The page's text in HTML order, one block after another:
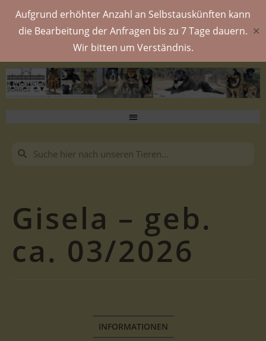
Aufgrund erhöhter Anzahl an Selbstauskünften kann
die Bearbeitung der Anfragen bis zu 7 Tage dauern.
Wir bitten um Verständnis.
✕
Gisela – geb.
ca. 03/2026
INFORMATIONEN